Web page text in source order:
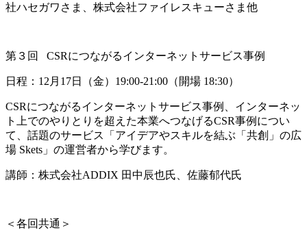
社ハセガワさま、株式会社ファイレスキューさま他
第３回 CSRにつながるインターネットサービス事例
日程：12月17日（金）19:00-21:00（開場 18:30）
CSRにつながるインターネットサービス事例、インターネッ
ト上でのやりとりを超えた本業へつなげるCSR事例につい
て、話題のサービス「アイデアやスキルを結ぶ「共創」の広
場 Skets」の運営者から学びます。
講師：株式会社ADDIX 田中辰也氏、佐藤郁代氏
＜各回共通＞